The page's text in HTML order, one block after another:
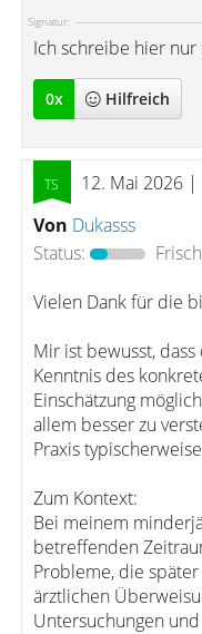
Signatur:
Ich schreibe hier
0x Hilfreich
12. Mai 2026 |
Von Dukasss
Status:
Vielen Dank für die
Mir ist bewusst,
Kenntnis des
Einschätzung
allem besser zu
Praxis
Zum Kontext:
Bei meinem
betreffenden
Probleme, die
ärztlichen
Untersuchungen